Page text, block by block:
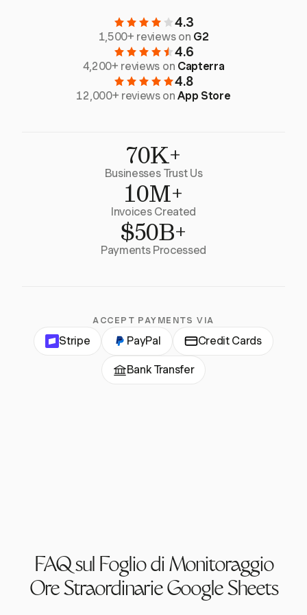
4.3
1,500+ reviews on G2
4.6
4,200+ reviews on Capterra
4.8
12,000+ reviews onApp Store
70K+
Businesses Trust Us
10M+
Invoices Created
$50B+
Payments Processed
ACCEPT PAYMENTS VIA
Stripe PayPal Credit Cards
Bank Transfer
FAQ sul Foglio di Monitoraggio
Ore Straordinarie Google Sheets